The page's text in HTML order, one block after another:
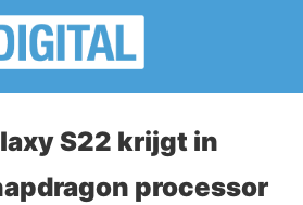
S22 krijgt in
processor